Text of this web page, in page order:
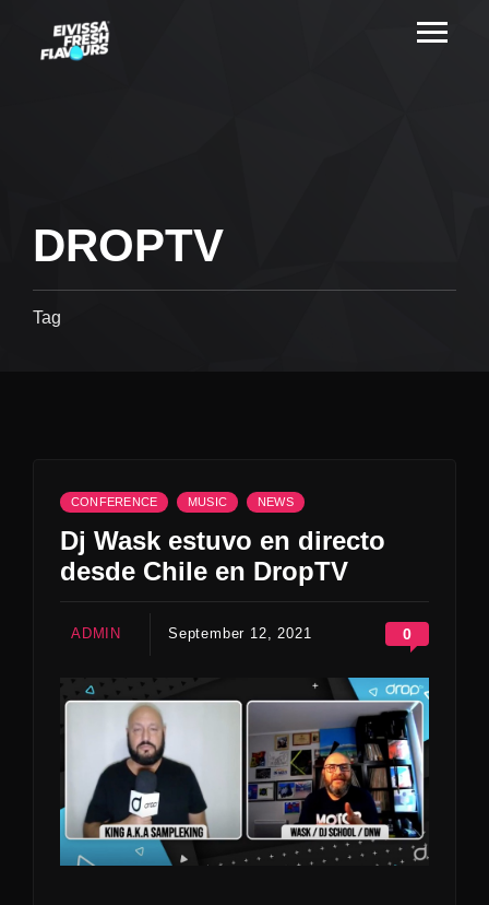
DROPTV
Tag
CONFERENCE MUSIC NEWS
Dj Wask estuvo en directo
desde Chile en DropTV
ADMIN September 12, 2021 0